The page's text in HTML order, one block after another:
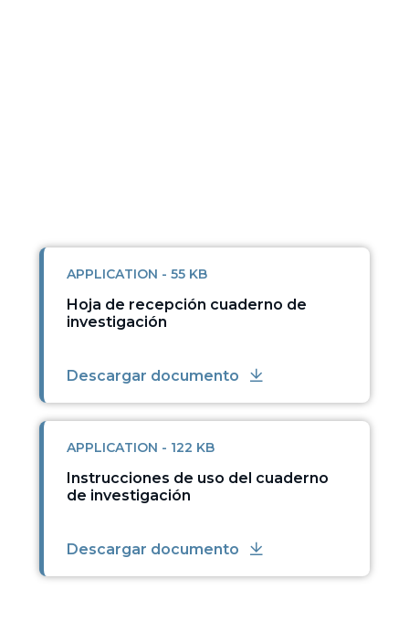
APPLICATION - 55 KB
Hoja de recepción cuaderno de
investigación
Descargar documento
APPLICATION - 122 KB
Instrucciones de uso del cuaderno
de investigación
Descargar documento